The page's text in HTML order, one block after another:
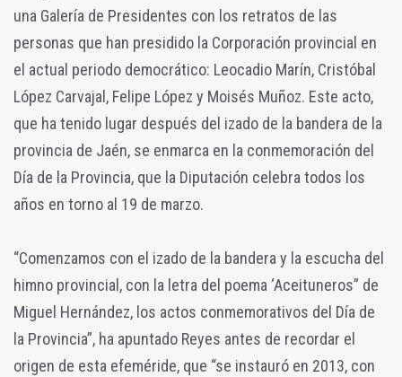
una Galería de Presidentes con los retratos de las
personas que han presidido la Corporación provincial en
el actual periodo democrático: Leocadio Marín, Cristóbal
López Carvajal, Felipe López y Moisés Muñoz. Este acto,
que ha tenido lugar después del izado de la bandera de la
provincia de Jaén, se enmarca en la conmemoración del
Día de la Provincia, que la Diputación celebra todos los
años en torno al 19 de marzo.
“Comenzamos con el izado de la bandera y la escucha del
himno provincial, con la letra del poema ‘Aceituneros” de
Miguel Hernández, los actos conmemorativos del Día de
la Provincia”, ha apuntado Reyes antes de recordar el
origen de esta efeméride, que “se instauró en 2013, con